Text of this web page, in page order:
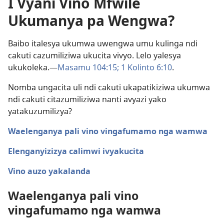
Ukumanya pa Wengwa?
Baibo italesya ukumwa uwengwa umu kulinga ndi
cakuti cazumiliziwa ukucita vivyo. Lelo yalesya
ukukoleka.—Masamu 104:15; 1 Kolinto 6:10.
Nomba ungacita uli ndi cakuti ukapatikiziwa ukumwa
ndi cakuti citazumiliziwa nanti avyazi yako
yatakuzumilizya?
Waelenganya pali vino vingafumamo nga wamwa
Elenganyizizya calimwi ivyakucita
Vino auzo yakalanda
Waelenganya pali vino
vingafumamo nga wamwa